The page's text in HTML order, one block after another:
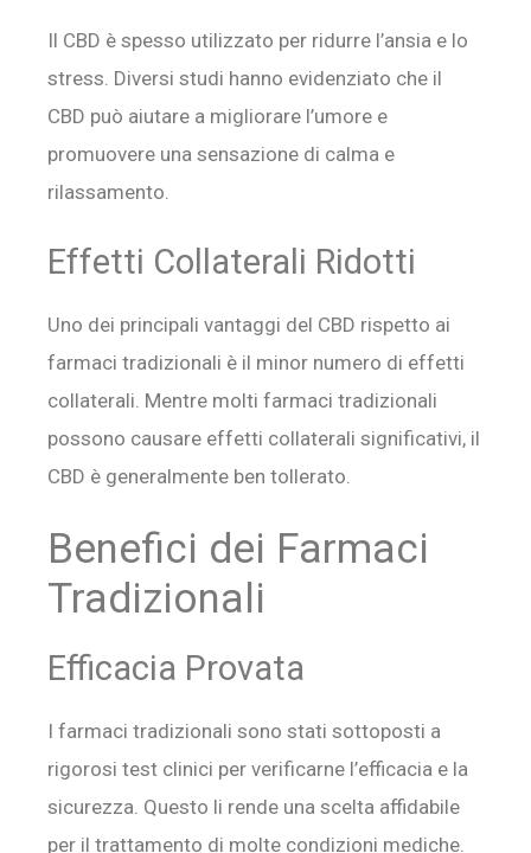
Il CBD è spesso utilizzato per ridurre l’ansia e lo
stress. Diversi studi hanno evidenziato che il
CBD può aiutare a migliorare l’umore e
promuovere una sensazione di calma e
rilassamento.
Effetti Collaterali Ridotti
Uno dei principali vantaggi del CBD rispetto ai
farmaci tradizionali è il minor numero di effetti
collaterali. Mentre molti farmaci tradizionali
possono causare effetti collaterali significativi, il
CBD è generalmente ben tollerato.
Benefici dei Farmaci
Tradizionali
Efficacia Provata
I farmaci tradizionali sono stati sottoposti a
rigorosi test clinici per verificarne l’efficacia e la
sicurezza. Questo li rende una scelta affidabile
per il trattamento di molte condizioni mediche.